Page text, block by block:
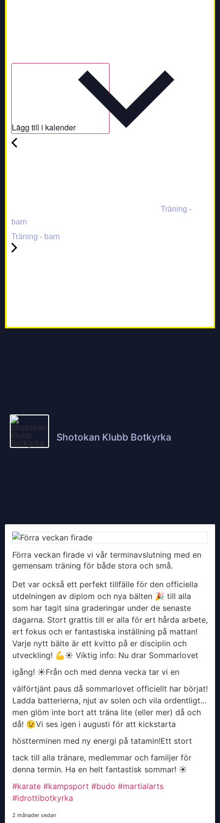
Lägg till i kalender
Träning -
barn
Träning - barn
Shotokan Klubb Botkyrka
Förra veckan firade vi vår terminavslutning med en
gemensam träning för både stora och små.
Det var också ett perfekt tillfälle för den officiella
utdelningen av diplom och nya bälten 🎉 till alla
som har tagit sina graderingar under de senaste
dagarna. Stort grattis till er alla för ert hårda arbete,
ert fokus och er fantastiska inställning på mattan!
Varje nytt bälte är ett kvitto på er disciplin och
utveckling! 💪​☀️ Viktig info: Nu drar Sommarlovet
igång! ☀️​Från och med denna vecka tar vi en
välförtjänt paus då sommarlovet officiellt har börjat!
Ladda batterierna, njut av solen och vila ordentligt...
men glöm inte bort att träna lite (eller mer) då och
då! 😉​Vi ses igen i augusti för att kickstarta
höstterminen med ny energi på tatamin!​Ett stort
tack till alla tränare, medlemmar och familjer för
denna termin. Ha en helt fantastisk sommar! ☀️
#karate #kampsport #budo #martialarts
#idrottibotkyrka
2 månader sedan